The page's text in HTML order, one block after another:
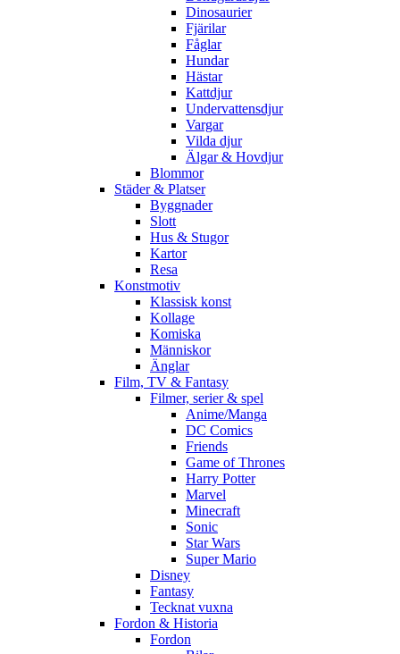
Dinosaurier
Fjärilar
Fåglar
Hundar
Hästar
Kattdjur
Undervattensdjur
Vargar
Vilda djur
Älgar & Hovdjur
Blommor
Städer & Platser
Byggnader
Slott
Hus & Stugor
Kartor
Resa
Konstmotiv
Klassisk konst
Kollage
Komiska
Människor
Änglar
Film, TV & Fantasy
Filmer, serier & spel
Anime/Manga
DC Comics
Friends
Game of Thrones
Harry Potter
Marvel
Minecraft
Sonic
Star Wars
Super Mario
Disney
Fantasy
Tecknat vuxna
Fordon & Historia
Fordon